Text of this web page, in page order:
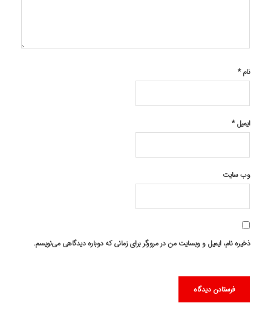
نام*
ایمیل*
وب‌ سایت
ذخیره نام، ایمیل و وبسایت من در مرورگر برای زمانی که دوباره دیدگاهی می‌نویسم.